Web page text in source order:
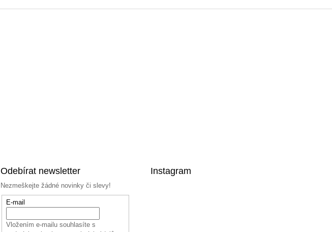
Odebírat newsletter
Nezmeškejte žádné novinky či slevy!
E-mail
Vložením e-mailu souhlasíte s
Instagram